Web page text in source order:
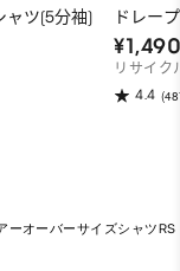
ャツ(5分袖) ドレー
リサイク
4.4
ーオーバーサイズシャツRS